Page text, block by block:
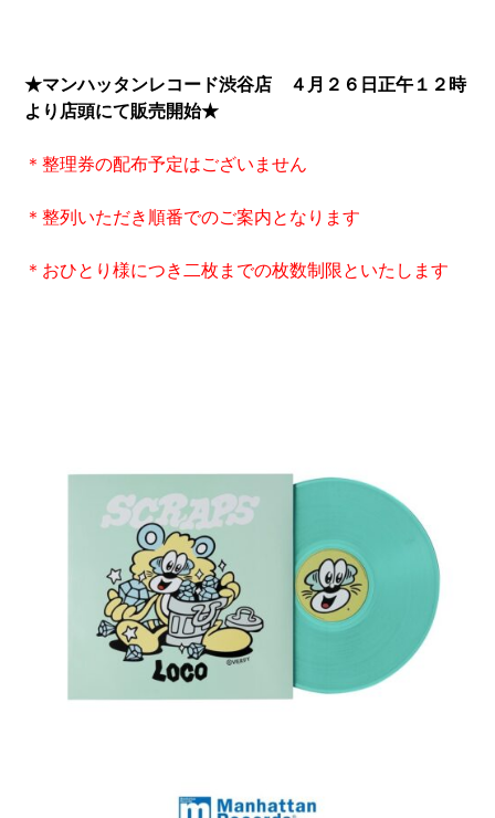
★マンハッタンレコード渋谷店 ４月２６日正午１２時
より店頭にて販売開始★
＊整理券の配布予定はございません
＊整列いただき順番でのご案内となります
＊おひとり様につき二枚までの枚数制限といたします